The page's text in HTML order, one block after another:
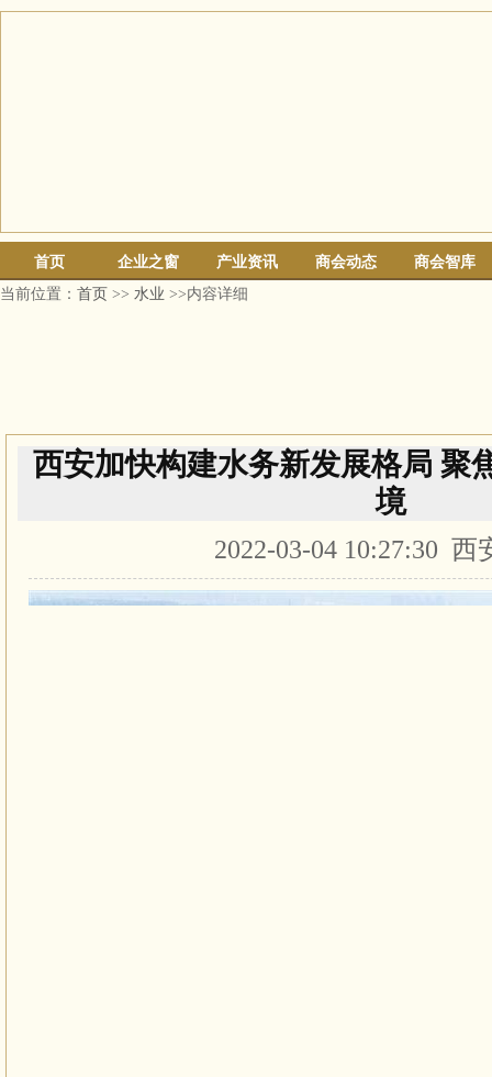
首页 企业之窗 产业资讯 商会动态
商会智库
当前位置： 首页 >> 水业 >>内容详细
西安加快构建水务新发展格局 聚
境
2022-03-04 10:27:30 西